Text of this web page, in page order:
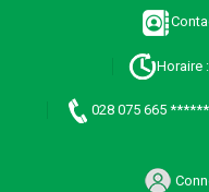
Horaire
028 075 665